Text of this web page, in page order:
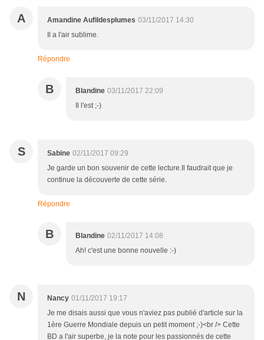
A Amandine Aufildesplumes 03/11/2017 14:30
Il a l'air sublime.
Répondre
B Blandine 03/11/2017 22:09
Il l'est ;-)
S Sabine 02/11/2017 09:29
Je garde un bon souvenir de cette lecture.Il faudrait que je
continue la découverte de cette série.
Répondre
B Blandine 02/11/2017 14:08
Ah! c'est une bonne nouvelle :-)
N Nancy 01/11/2017 19:17
Je me disais aussi que vous n'aviez pas publié d'article sur la
1ère Guerre Mondiale depuis un petit moment ;-)<br /> Cette
BD a l'air superbe, je la note pour les passionnés de cette